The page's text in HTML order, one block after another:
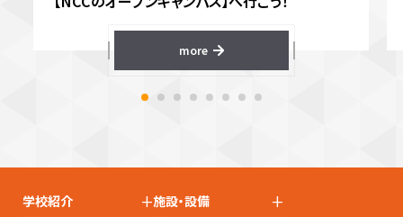
more
学校紹介 +施設・設備 +